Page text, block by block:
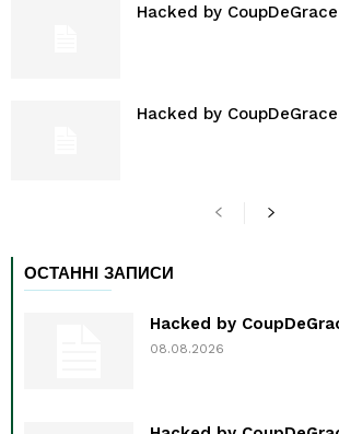
Hacked by CoupDeGrace
Hacked by CoupDeGrace
ОСТАННІ ЗАПИСИ
Hacked by
08.08.2026